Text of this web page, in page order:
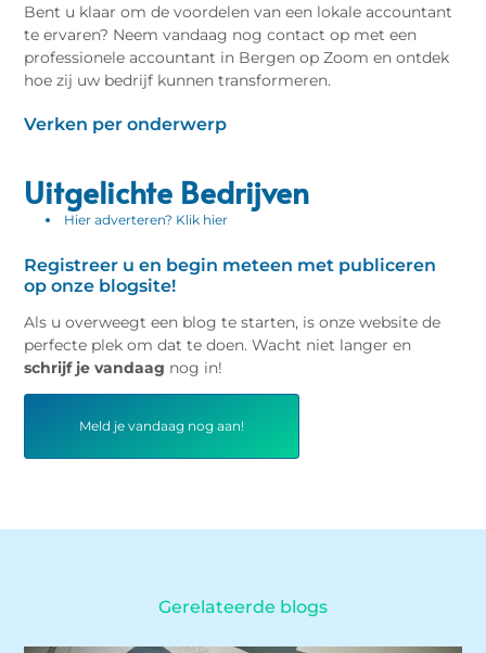
Bent u klaar om de voordelen van een lokale accountant
te ervaren? Neem vandaag nog contact op met een
professionele accountant in Bergen op Zoom en ontdek
hoe zij uw bedrijf kunnen transformeren.
Verken per onderwerp
Uitgelichte Bedrijven
Hier adverteren? Klik hier
Registreer u en begin meteen met publiceren
op onze blogsite!
Als u overweegt een blog te starten, is onze website de
perfecte plek om dat te doen. Wacht niet langer en
schrijf je vandaag nog in!
Meld je vandaag nog aan!
Gerelateerde blogs